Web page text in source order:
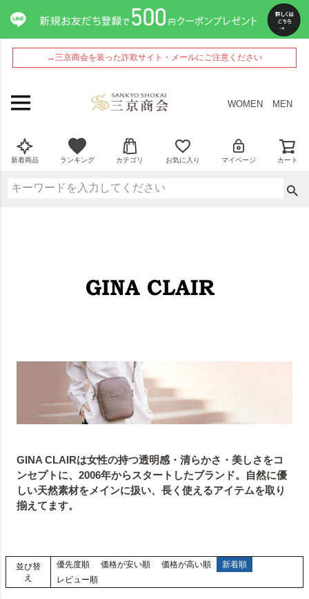
→三京商会を装った詐欺サイト・メールにご注意ください
WOMEN MEN
新着商品 ランキング カテゴリ お気に入り マイページ カート
GINA CLAIRは女性の持つ透明感・清らかさ・美しさをコ
ンセプトに、2006年からスタートしたブランド。自然に優
しい天然素材をメインに扱い、長く使えるアイテムを取り
揃えてます。
並び替
え
優先度順 価格が安い順 価格が高い順
新着順
レビュー順